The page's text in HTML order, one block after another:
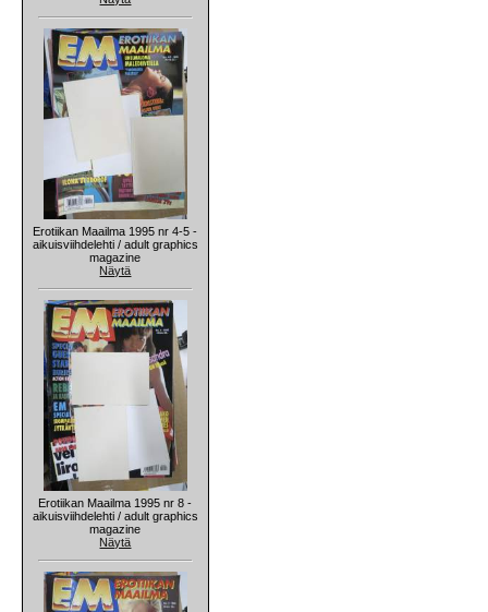
Erotiikan Maailma 1995 nr 4-5 -
aikuisviihdelehti / adult graphics
magazine
Näytä
Erotiikan Maailma 1995 nr 8 -
aikuisviihdelehti / adult graphics
magazine
Näytä